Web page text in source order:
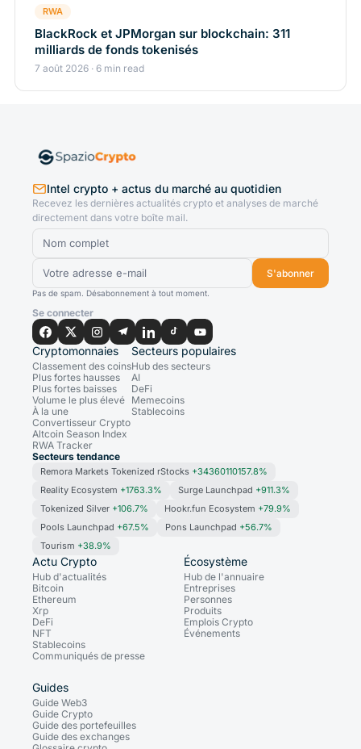
RWA
BlackRock et JPMorgan sur blockchain: 311
milliards de fonds tokenisés
7 août 2026 · 6 min read
Intel crypto + actus du marché au quotidien
Recevez les dernières actualités crypto et analyses de marché
directement dans votre boîte mail.
S'abonner
Pas de spam. Désabonnement à tout moment.
Se connecter
Cryptomonnaies
Classement des coins
Plus fortes hausses
Plus fortes baisses
Volume le plus élevé
À la une
Convertisseur Crypto
Altcoin Season Index
RWA Tracker
Secteurs populaires
Hub des secteurs
AI
DeFi
Memecoins
Stablecoins
Secteurs tendance
Remora Markets Tokenized rStocks +34360110157.8%
Reality Ecosystem +1763.3% Surge Launchpad +911.3%
Tokenized Silver +106.7% Hookr.fun Ecosystem +79.9%
Pools Launchpad +67.5% Pons Launchpad +56.7%
Tourism +38.9%
Actu Crypto
Hub d'actualités
Bitcoin
Ethereum
Xrp
DeFi
NFT
Stablecoins
Communiqués de presse
Écosystème
Hub de l'annuaire
Entreprises
Personnes
Produits
Emplois Crypto
Événements
Guides
Guide Web3
Guide Crypto
Guide des portefeuilles
Guide des exchanges